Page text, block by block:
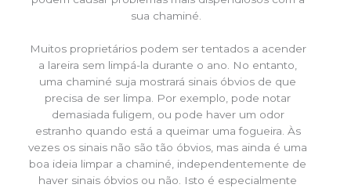
sua chaminé.
Muitos proprietários podem ser tentados a acender
a lareira sem limpá-la durante o ano. No entanto,
uma chaminé suja mostrará sinais óbvios de que
precisa de ser limpa. Por exemplo, pode notar
demasiada fuligem, ou pode haver um odor
estranho quando está a queimar uma fogueira. Às
vezes os sinais não são tão óbvios, mas ainda é uma
boa ideia limpar a chaminé, independentemente de
haver sinais óbvios ou não. Isto é especialmente